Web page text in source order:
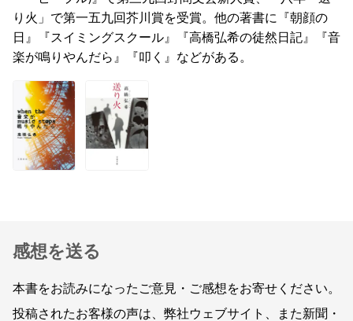
り火」で第一五九回芥川賞を受賞。他の著書に『朝顔の
日』『スイミングスクール』『高橋弘希の徒然日記』『音
楽が鳴りやんだら』『叩く』などがある。
感想を送る
本書をお読みになったご意見・ご感想をお寄せください。
投稿されたお客様の声は、弊社ウェブサイト、また新聞・